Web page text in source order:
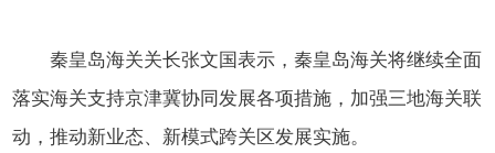
秦皇岛海关关长张文国表示，秦皇岛海关将继续全面
落实海关支持京津冀协同发展各项措施，加强三地海关联
动，推动新业态、新模式跨关区发展实施。